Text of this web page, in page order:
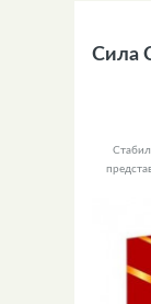
Сила